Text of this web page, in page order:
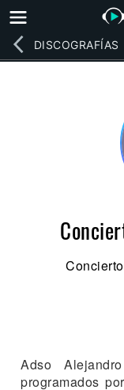
DISCOGRAFÍAS
Adso
programados